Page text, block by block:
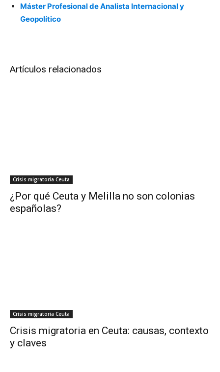
Máster Profesional de Analista Internacional y
Geopolítico
Artículos relacionados
Crisis migratoria Ceuta
¿Por qué Ceuta y Melilla no son colonias
españolas?
Crisis migratoria Ceuta
Crisis migratoria en Ceuta: causas, contexto
y claves